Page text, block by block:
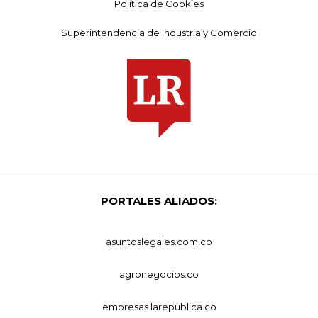
Política de Cookies
Superintendencia de Industria y Comercio
PORTALES ALIADOS:
asuntoslegales.com.co
agronegocios.co
empresas.larepublica.co